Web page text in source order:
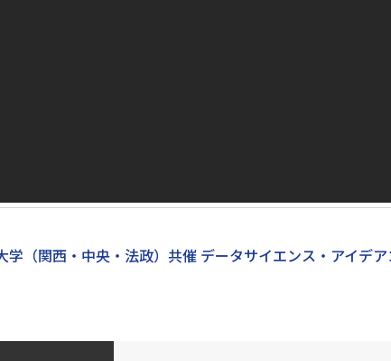
学（関西・中央・法政）共催 データサイエンス・アイデア